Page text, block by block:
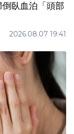
臥血泊「頭部
2026.08.07 19:41